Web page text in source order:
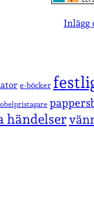
Inlägg
e-böcker
händelser